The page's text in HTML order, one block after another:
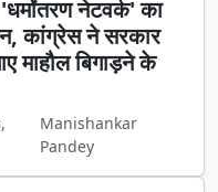
नेटवर्क' का
कांग्रेस ने सरकार
माहौल बिगाड़ने के
Manishankar
Pandey